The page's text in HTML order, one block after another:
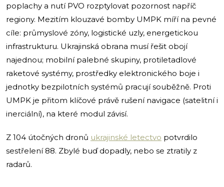
poplachy a nutí PVO rozptylovat pozornost napříč
regiony. Mezitím klouzavé bomby UMPK míří na pevné
cíle: průmyslové zóny, logistické uzly, energetickou
infrastrukturu. Ukrajinská obrana musí řešit obojí
najednou; mobilní palebné skupiny, protiletadlové
raketové systémy, prostředky elektronického boje i
jednotky bezpilotních systémů pracují souběžně. Proti
UMPK je přitom klíčové právě rušení navigace (satelitní i
inerciální), na které modul závisí.
Z 104 útočných dronů ukrajinské letectvo potvrdilo
sestřelení 88. Zbylé buď dopadly, nebo se ztratily z
radarů.